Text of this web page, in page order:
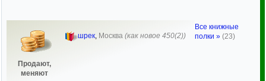
Продают,
меняют
шрек, Москва (как новое 450(2))
Все книжные
полки » (23)